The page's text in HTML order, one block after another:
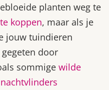
planten weg te
koppen, maar als je
jouw tuindieren
door
sommige wilde
nachtvlinders